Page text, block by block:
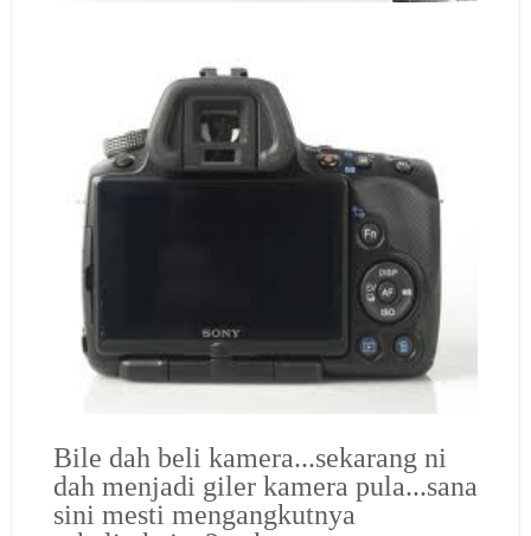
Bile dah beli kamera...sekarang ni
dah menjadi giler kamera pula...sana
sini mesti mengangkutnya